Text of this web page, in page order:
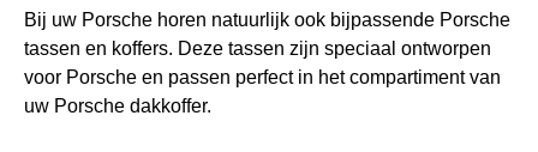
Bij uw Porsche horen natuurlijk ook bijpassende Porsche
tassen en koffers. Deze tassen zijn speciaal ontworpen
voor Porsche en passen perfect in het compartiment van
uw Porsche dakkoffer.